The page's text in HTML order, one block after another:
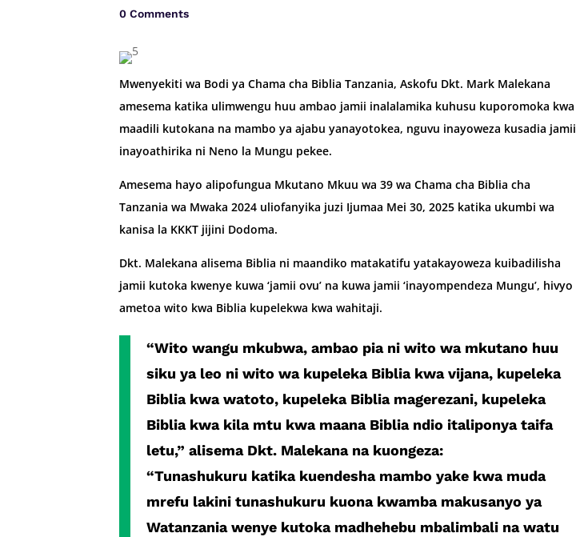
0 Comments
Mwenyekiti wa Bodi ya Chama cha Biblia Tanzania, Askofu Dkt. Mark Malekana
amesema katika ulimwengu huu ambao jamii inal­alamika kuhusu kuporomoka kwa
maadili kutokana na mambo ya aja­bu yanayotokea, nguvu inayoweza kusadia jamii
inayoathirika ni Neno la Mungu pekee.
Amesema hayo alipofungua Mku­tano Mkuu wa 39 wa Chama cha Biblia cha
Tanzania wa Mwaka 2024 uliofanyika juzi Iju­maa Mei 30, 2025 katika ukumbi wa
kanisa la KKKT jijini Dodoma.
Dkt. Malekana alisema Biblia ni maandiko matakatifu yatakayoweza kuibadilisha
jamii kutoka kwenye kuwa ‘jamii ovu’ na kuwa jamii ‘in­ayompendeza Mungu’, hivyo
am­etoa wito kwa Biblia kupelekwa kwa wahitaji.
“Wito wangu mkubwa, ambao pia ni wito wa mkutano huu
siku ya leo ni wito wa kupeleka Biblia kwa vija­na, kupeleka
Biblia kwa watoto, ku­peleka Biblia magerezani, kupeleka
Biblia kwa kila mtu kwa maana Bib­lia ndio italiponya taifa
letu,” alisema Dkt. Malekana na kuongeza:
“Tunashukuru katika kuendesha mambo yake kwa muda
mrefu lakini tunashukuru kuona kwamba maku­sanyo ya
Watanzania wenye kutoka madhehebu mbalimbali na watu